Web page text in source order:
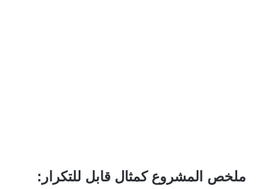
ملخص المشروع كمثال قابل للتكرار: